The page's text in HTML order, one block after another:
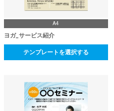
A4
ヨガ_サービス紹介
テンプレートを選択する